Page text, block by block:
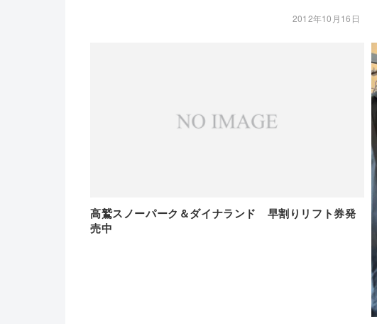
2012年10月16日
高鷲スノーパーク＆ダイナランド 早割りリフト券発
売中